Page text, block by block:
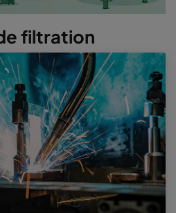
filtration